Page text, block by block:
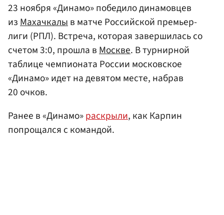
23 ноября «Динамо» победило динамовцев
изМахачкалыв матче Российской премьер-
лиги (РПЛ). Встреча, которая завершилась со
счетом 3:0, прошла вМоскве. В турнирной
таблице чемпионата России московское
«Динамо» идет на девятом месте, набрав
20 очков.
Ранее в «Динамо»раскрыли, как Карпин
попрощался с командой.